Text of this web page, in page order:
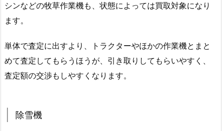
シンなどの牧草作業機も、状態によっては買取対象になり
ます。
単体で査定に出すより、トラクターやほかの作業機とまと
めて査定してもらうほうが、引き取りしてもらいやすく、
査定額の交渉もしやすくなります。
除雪機